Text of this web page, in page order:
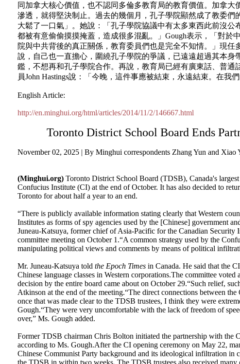
同加拿大核心價值，也不認同多倫多教育局的教育價值。加拿
滲透，就得堅決制止。過去的幾個月，孔子學院顯然成了教委們
大鬆了一口氣」。她說：「孔子學院協議中有太多東西此前沒
都被有意偷偷摸摸掩蓋，造成很多混亂。」Gough表示，「對於
院與中共背後的真正關係，教育委員們也是完全不知情。」現任
說，自己也一直擔心，圍繞孔子學院的爭議，已遠遠超過其本
鑑，不想再和孔子學院合作。再說，教育局已經有廣東話、普
員John Hastings說：「今晚，這件事應被結束，永遠結束。在我
English Article:
http://en.minghui.org/html/articles/2014/11/2/146667.html
Toronto District School Board Ends
November 02, 2025 | By Minghui correspondents Zhang Yun and Xiao
(Minghui.org) Toronto District School Board (TDSB), Canada's
Confucius Institute (CI) at the end of October. It has also decided to
Toronto for about half a year to an end.
“There is publicly available information stating clearly that Western
Institutes as forms of spy agencies used by the [Chinese] government
Juneau-Katsuya, former chief of Asia-Pacific for the Canadian Security
committee meeting on October 1.“A common strategy used by the
manipulating political views and comments by means of political
Mr. Juneau-Katsuya told the Epoch Times in Canada. He said that the
Chinese language classes in Western corporations.The committee
decision by the entire board came about on October 29.“Such relief,
Atkinson at the end of the meeting.“The direct connections between
once that was made clear to the TDSB trustees, I think they were
Gough.“They were very uncomfortable with the lack of freedom of
over,” Ms. Gough added.
Former TDSB chairman Chris Bolton initiated the partnership with the
according to Ms. Gough.After the CI opening ceremony on May 22,
Chinese Communist Party background and its ideological infiltration in
the TDSB in within two weeks. The TDSB trustees also received many